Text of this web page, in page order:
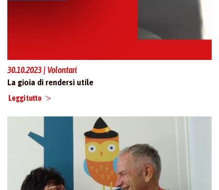
30.10.2023 | Volontari
La gioia di rendersi utile
Leggi tutto